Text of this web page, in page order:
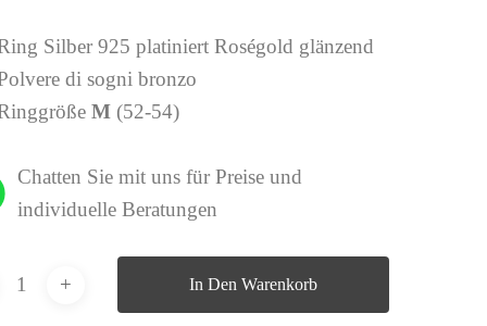
Silber 925 platiniert Roségold glänzend
di sogni bronzo
M (52-54)
Chatten Sie mit uns für Preise und
individuelle Beratungen
In Den Warenkorb